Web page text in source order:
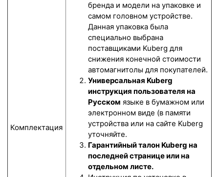
Комплектация
бренда и модели на упаковке и
самом головном устройстве.
Данная упаковка была
специально выбрана
поставщиками Kuberg для
снижения конечной стоимости
автомагнитолы для покупателей.
Универсальная Kuberg
инструкция пользователя на
Русском языке в бумажном или
электронном виде (в памяти
устройства или на сайте Kuberg
уточняйте.
Гарантийный талон Kuberg на
последней странице или на
отдельном листе.